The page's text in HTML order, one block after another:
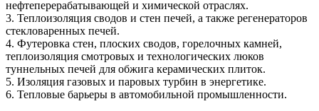
нефтеперерабатывающей и химической отраслях.
3. Теплоизоляция сводов и стен печей, а также регенераторов
стекловаренных печей.
4. Футеровка стен, плоских сводов, горелочных камней,
теплоизоляция смотровых и технологических люков
туннельных печей для обжига керамических плиток.
5. Изоляция газовых и паровых турбин в энергетике.
6. Тепловые барьеры в автомобильной промышленности.